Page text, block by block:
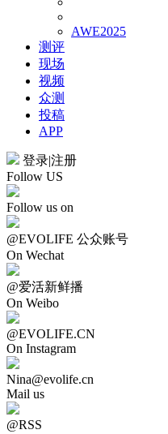
AWE2025
测评
现场
视频
众测
投稿
APP
登录|注册
Follow US
Follow us on
@EVOLIFE 公众账号
On Wechat
@爱活新鲜播
On Weibo
@EVOLIFE.CN
On Instagram
Nina@evolife.cn
Mail us
@RSS